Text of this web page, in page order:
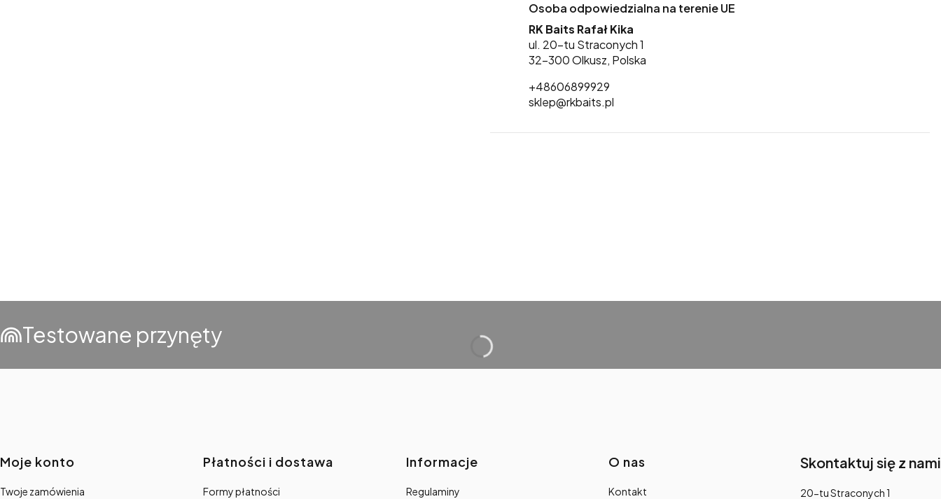
Osoba odpowiedzialna na terenie UE
RK Baits Rafał Kika
ul. 20-tu Straconych 1
32-300 Olkusz, Polska
+48606899929
sklep@rkbaits.pl
Testowane przynęty
Linki w stopce
Moje konto
Twoje zamówienia
Płatności i dostawa
Formy płatności
Informacje
Regulaminy
O nas
Kontakt
Skontaktuj się z nami
Adres:
20-tu Straconych 1